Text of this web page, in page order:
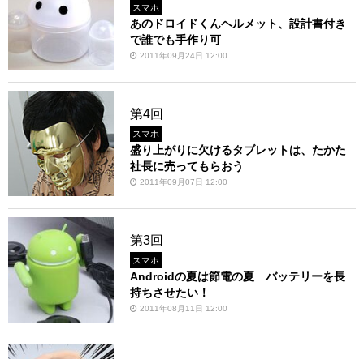
スマホ
あのドロイドくんヘルメット、設計書付き
で誰でも手作り可
2011年09月24日 12:00
第4回
スマホ
盛り上がりに欠けるタブレットは、たかた
社長に売ってもらおう
2011年09月07日 12:00
第3回
スマホ
Androidの夏は節電の夏 バッテリーを長
持ちさせたい！
2011年08月11日 12:00